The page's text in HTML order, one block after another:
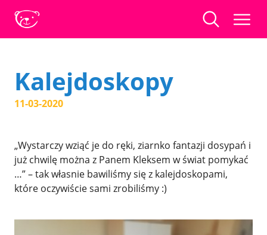
Kalejdoskopy
11-03-2020
„Wystarczy wziąć je do ręki, ziarnko fantazji dosypań i
już chwilę można z Panem Kleksem w świat pomykać
…” – tak własnie bawiliśmy się z kalejdoskopami,
które oczywiście sami zrobiliśmy :)